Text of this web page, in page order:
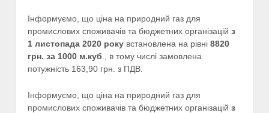
Інформуємо, що ціна на природний газ для
промислових споживачів та бюджетних організацій з
1 листопада 2020 року встановлена на рівні 8820
грн. за 1000 м.куб., в тому числі замовлена
потужність 163,90 грн. з ПДВ.
Інформуємо, що ціна на природний газ для
промислових споживачів та бюджетних організацій з